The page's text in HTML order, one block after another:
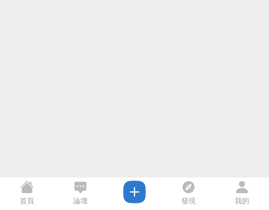
首頁 論壇 發現 我的